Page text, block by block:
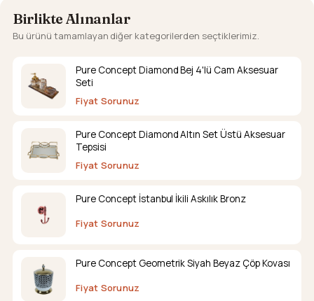
Birlikte Alınanlar
Bu ürünü tamamlayan diğer kategorilerden seçtiklerimiz.
Pure Concept Diamond Bej 4'lü Cam Aksesuar
Seti
Fiyat Sorunuz
Pure Concept Diamond Altın Set Üstü Aksesuar
Tepsisi
Fiyat Sorunuz
Pure Concept İstanbul İkili Askılık Bronz
Fiyat Sorunuz
Pure Concept Geometrik Siyah Beyaz Çöp Kovası
Fiyat Sorunuz